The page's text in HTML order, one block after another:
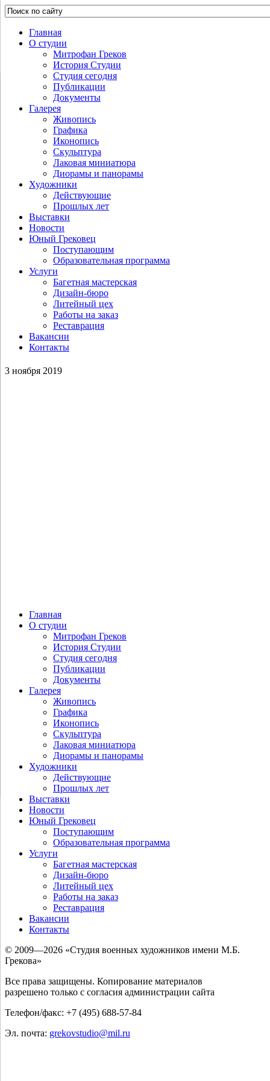
Главная
О студии
Митрофан Греков
История Студии
Студия сегодня
Публикации
Документы
Галерея
Живопись
Графика
Иконопись
Скульптура
Лаковая миниатюра
Диорамы и панорамы
Художники
Действующие
Прошлых лет
Выставки
Новости
Юный Грековец
Поступающим
Образовательная программа
Услуги
Багетная мастерская
Дизайн-бюро
Литейный цех
Работы на заказ
Реставрация
Вакансии
Контакты
3 ноября 2019
Главная
О студии
Митрофан Греков
История Студии
Студия сегодня
Публикации
Документы
Галерея
Живопись
Графика
Иконопись
Скульптура
Лаковая миниатюра
Диорамы и панорамы
Художники
Действующие
Прошлых лет
Выставки
Новости
Юный Грековец
Поступающим
Образовательная программа
Услуги
Багетная мастерская
Дизайн-бюро
Литейный цех
Работы на заказ
Реставрация
Вакансии
Контакты
© 2009—2026 «Студия военных художников имени М.Б.
Грекова»
Все права защищены. Копирование материалов
разрешено только с согласия администрации сайта
Телефон/факс: +7 (495) 688-57-84
Эл. почта: grekovstudio@mil.ru